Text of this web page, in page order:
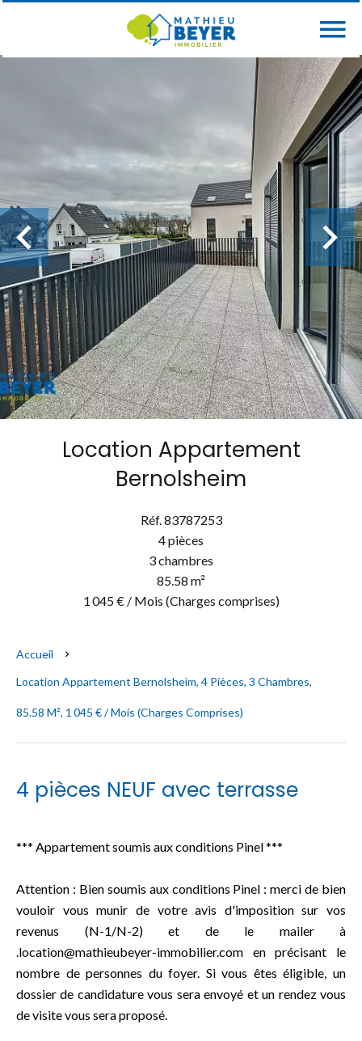
Location Appartement
Bernolsheim
Réf. 83787253
4 pièces
3 chambres
85.58 m²
1 045 € / Mois (Charges comprises)
Accueil
Location Appartement Bernolsheim, 4 Pièces, 3 Chambres,
85.58 M², 1 045 € / Mois (Charges Comprises)
4 pièces NEUF avec terrasse
*** Appartement soumis aux conditions Pinel ***
Attention : Bien soumis aux conditions Pinel : merci de bien
vouloir vous munir de votre avis d'imposition sur vos
revenus (N-1/N-2) et de le mailer à
.location@mathieubeyer-immobilier.com en précisant le
nombre de personnes du foyer. Si vous êtes éligible, un
dossier de candidature vous sera envoyé et un rendez vous
de visite vous sera proposé.